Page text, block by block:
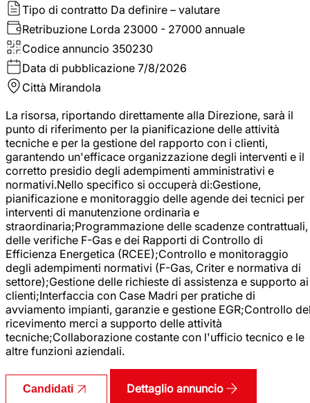
Tipo di contratto Da definire – valutare
Retribuzione Lorda 23000 - 27000 annuale
Codice annuncio 350230
Data di pubblicazione 7/8/2026
Città Mirandola
La risorsa, riportando direttamente alla Direzione, sarà il
punto di riferimento per la pianificazione delle attività
tecniche e per la gestione del rapporto con i clienti,
garantendo un'efficace organizzazione degli interventi e il
corretto presidio degli adempimenti amministrativi e
normativi.Nello specifico si occuperà di:Gestione,
pianificazione e monitoraggio delle agende dei tecnici per
interventi di manutenzione ordinaria e
straordinaria;Programmazione delle scadenze contrattuali,
delle verifiche F-Gas e dei Rapporti di Controllo di
Efficienza Energetica (RCEE);Controllo e monitoraggio
degli adempimenti normativi (F-Gas, Criter e normativa di
settore);Gestione delle richieste di assistenza e supporto ai
clienti;Interfaccia con Case Madri per pratiche di
avviamento impianti, garanzie e gestione EGR;Controllo
ricevimento merci a supporto delle attività
tecniche;Collaborazione costante con l'ufficio tecnico e le
altre funzioni aziendali.
Candidati Dettaglio annuncio